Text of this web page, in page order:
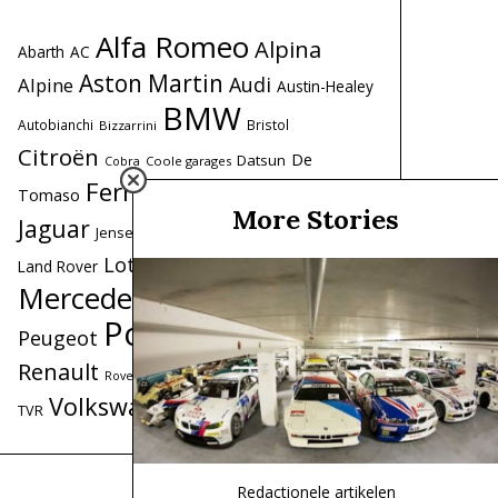
Abarth AC Alfa Romeo Alpina
Alpine Aston Martin Audi Austin-Healey
Autobianchi Bizzarrini BMW Bristol
Citroën Cobra Coole garages Datsun De
Tomaso Ferrari
Jaguar Jensen Lamborghini Lancia
Land Rover Lotus Maserati Mercedes
Mercedes-Benz MG
Peugeot Porsche Range Rover
Renault Rover Saab Simca Toyota Triumph
TVR VolkswagenVolvo
More Stories
Redactionele artikelen